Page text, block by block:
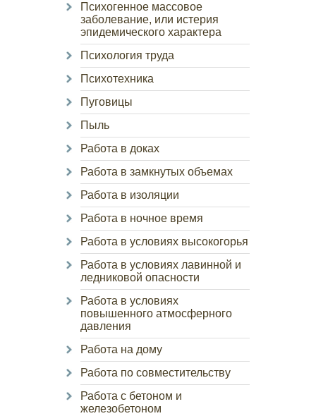
Психогенное массовое
заболевание, или истерия
эпидемического характера
Психология труда
Психотехника
Пуговицы
Пыль
Работа в доках
Работа в замкнутых объемах
Работа в изоляции
Работа в ночное время
Работа в условиях высокогорья
Работа в условиях лавинной и
ледниковой опасности
Работа в условиях
повышенного атмосферного
давления
Работа на дому
Работа по совместительству
Работа с бетоном и
железобетоном